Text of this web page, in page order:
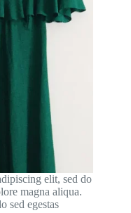
elit, sed do
magna aliqua.
sed egestas